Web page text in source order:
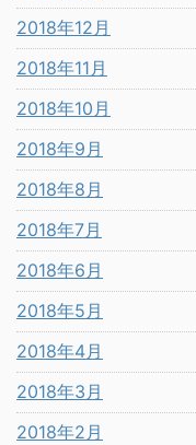
2018年12月
2018年11月
2018年10月
2018年9月
2018年8月
2018年7月
2018年6月
2018年5月
2018年4月
2018年3月
2018年2月